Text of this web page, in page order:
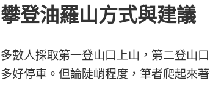
攀登油羅山方式與建議
多數人採取第一登山口上山，第二登山
多好停車。但論陡峭程度，筆者爬起來